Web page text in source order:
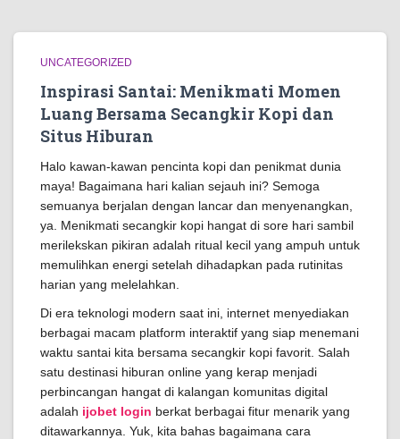
UNCATEGORIZED
Inspirasi Santai: Menikmati Momen
Luang Bersama Secangkir Kopi dan
Situs Hiburan
Halo kawan-kawan pencinta kopi dan penikmat dunia
maya! Bagaimana hari kalian sejauh ini? Semoga
semuanya berjalan dengan lancar dan menyenangkan,
ya. Menikmati secangkir kopi hangat di sore hari sambil
merilekskan pikiran adalah ritual kecil yang ampuh untuk
memulihkan energi setelah dihadapkan pada rutinitas
harian yang melelahkan.
Di era teknologi modern saat ini, internet menyediakan
berbagai macam platform interaktif yang siap menemani
waktu santai kita bersama secangkir kopi favorit. Salah
satu destinasi hiburan online yang kerap menjadi
perbincangan hangat di kalangan komunitas digital
adalah ijobet login berkat berbagai fitur menarik yang
ditawarkannya. Yuk, kita bahas bagaimana cara